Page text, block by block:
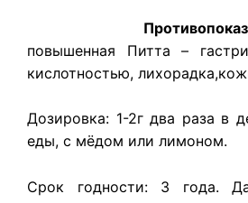
повышенная Питта –
кислотностью,
Дозировка: 1-2г два раза в
еды, с мёдом или лимоном.
Срок годности: 3 года.